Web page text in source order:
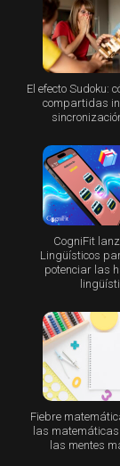
El efecto Sudoku:
compartidas
CogniFit
Lingüísticos
potenciar las
Fiebre
las
las mentes